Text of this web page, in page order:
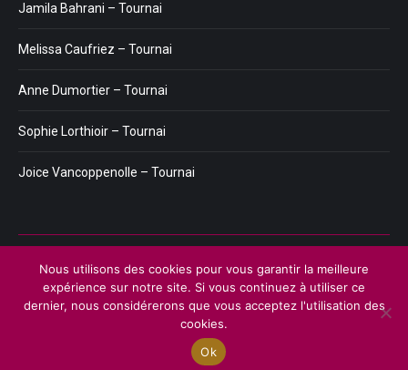
Jamila Bahrani – Tournai
Melissa Caufriez – Tournai
Anne Dumortier – Tournai
Sophie Lorthioir – Tournai
Joice Vancoppenolle – Tournai
Copyright © 2026Plateforme de l'Hypnose de Tournai. Tous droits
réservés.
Privium – Des services qui soutiennent vos soins. Pour psychologues,
psychotherapeutes et hypnotherapeutes.
RGPD - Politique de Protection de la Vie Privée
Nous utilisons des cookies pour vous garantir la meilleure
expérience sur notre site. Si vous continuez à utiliser ce
dernier, nous considérerons que vous acceptez l'utilisation des
cookies.
Ok